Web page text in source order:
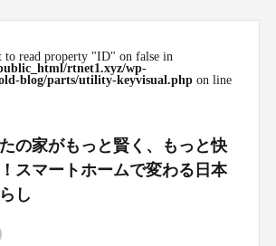
to read property "ID" on false in
rtnet1.xyz/wp-
blog/parts/utility-keyvisual.phpon line
の家がもっと賢く、もっと快
スマートホームで変わる日本
し